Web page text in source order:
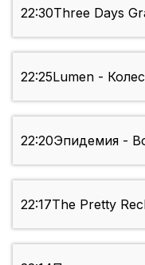
22:30Three Days
22:25Lumen -
22:20Эпидемия -
22:17The Pretty